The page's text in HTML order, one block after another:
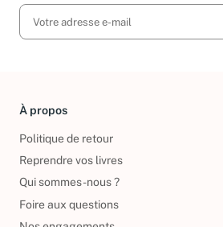
À propos
Politique de retour
Reprendre vos livres
Qui sommes-nous ?
Foire aux questions